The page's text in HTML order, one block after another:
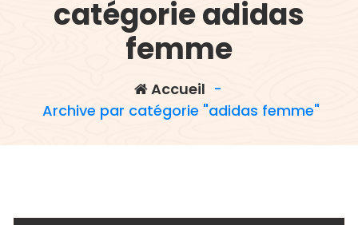
catégorie adidas
femme
Accueil -
Archive par catégorie "adidas femme"